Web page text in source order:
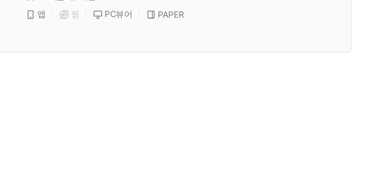
앱 웹 PC뷰어 PAPER